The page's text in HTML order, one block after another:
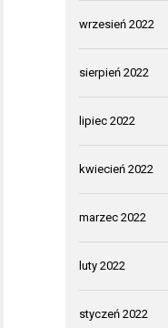
wrzesień 2022
sierpień 2022
lipiec 2022
kwiecień 2022
marzec 2022
luty 2022
styczeń 2022